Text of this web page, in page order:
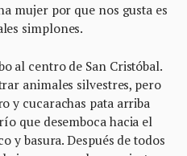
mujer por que nos gusta es
simplones.
al centro de San Cristóbal.
animales silvestres, pero
y cucarachas pata arriba
que desemboca hacia el
y basura. Después de todos